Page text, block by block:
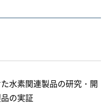
水素関連製品の研究・開
の実証